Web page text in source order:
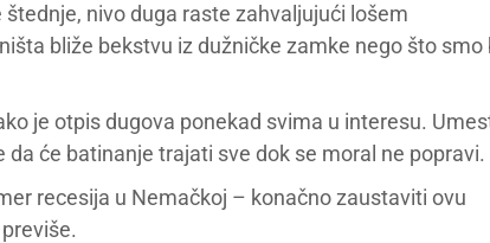
nivo duga raste zahvaljujući lošem
bliže bekstvu iz dužničke zamke nego što smo
je otpis dugova ponekad svima u interesu.
će batinanje trajati sve dok se moral ne popravi.
recesija u Nemačkoj – konačno zaustaviti ovu